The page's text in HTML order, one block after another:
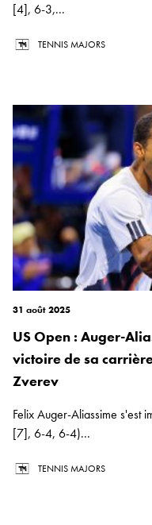
[4], 6-3,...
TENNIS MAJORS
31 août 2025
US Open : Auger-
victoire de sa
Zverev
Felix Auger-Aliassime s'est
[7], 6-4, 6-4)...
TENNIS MAJORS